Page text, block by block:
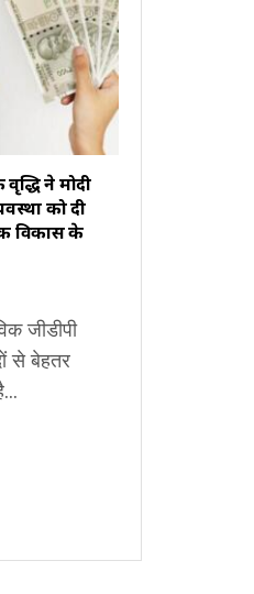
ने मोदी
को दी
विकास के
जीडीपी
से बेहतर